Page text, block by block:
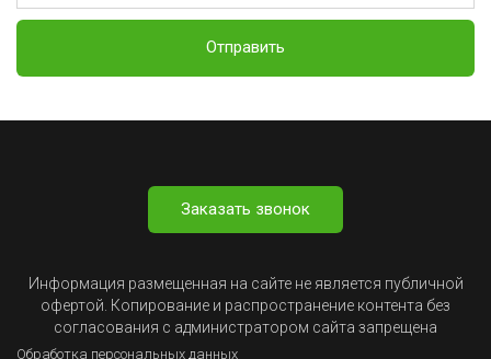
Отправить
Заказать звонок
Информация размещенная на сайте не является публичной
офертой. Копирование и распространение контента без
согласования с администратором сайта запрещена
Обработка персональных данных